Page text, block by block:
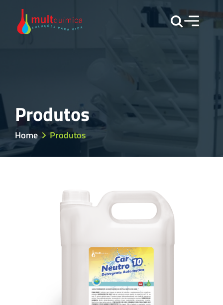
Produtos
Home Produtos